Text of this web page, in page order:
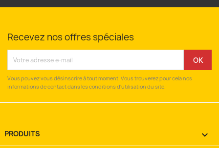
Recevez nos offres spéciales
Vous pouvez vous désinscrire à tout moment. Vous trouverez pour cela nos
informations de contact dans les conditions d'utilisation du site.
PRODUITS 